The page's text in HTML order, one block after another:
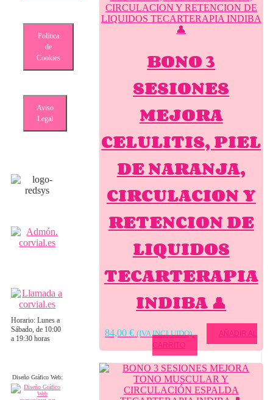
BONO 3
SESIONES
MEJORA
CELULITIS, PIEL
DE NARANJA,
CIRCULACION Y
RETENCION DE
LIQUIDOS
TECARTERAPIA
INDIBA 👤
84,00€ (IVA INCLUIDO)
AÑADIR AL
CARRITO
Política
de
Cookies
Aviso
Legal
Horario: Lunes a
Sábado, de 10:00
a 19:30 horas
Diseño Gráfico Web: